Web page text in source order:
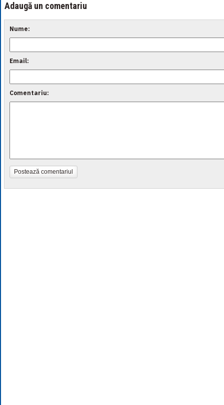
Adaugă un comentariu
Nume:
Email:
Comentariu:
Postează comentariul